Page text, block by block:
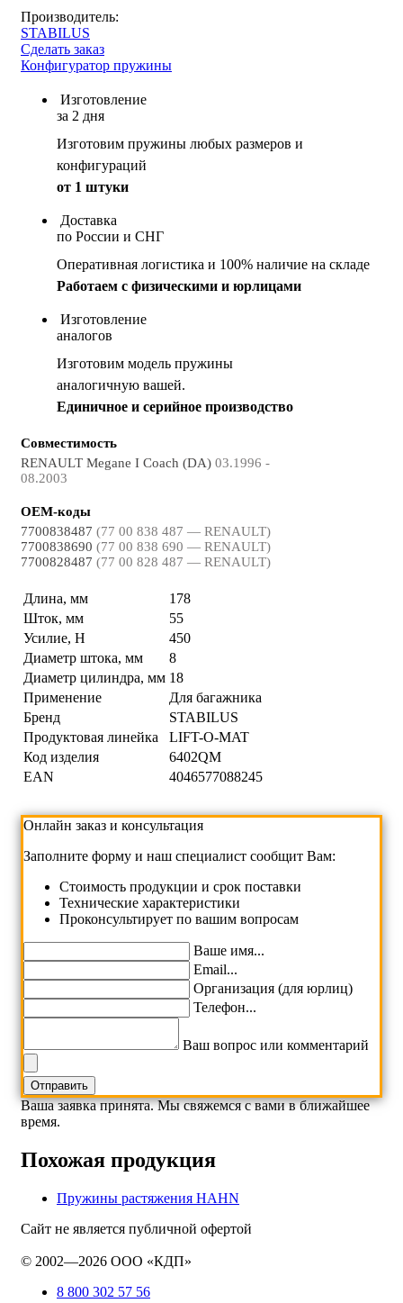
Производитель:
STABILUS
Сделать заказ
Конфигуратор пружины
Изготовление
за 2 дня
Изготовим пружины любых размеров и
конфигураций
от 1 штуки
Доставка
по России и СНГ
Оперативная логистика и 100% наличие на складе
Работаем с физическими и юрлицами
Изготовление
аналогов
Изготовим модель пружины
аналогичную вашей.
Единичное и серийное производство
Совместимость
RENAULT Megane I Coach (DA) 03.1996 -
08.2003
OEM-коды
7700838487 (77 00 838 487 — RENAULT)
7700838690 (77 00 838 690 — RENAULT)
7700828487 (77 00 828 487 — RENAULT)
Длина, мм
178
Шток, мм
55
Усилие, Н
450
Диаметр штока, мм
8
Диаметр цилиндра, мм 18
Применение
Для багажника
Бренд
STABILUS
Продуктовая линейка
LIFT-O-MAT
Код изделия
6402QM
EAN
4046577088245
Онлайн заказ и консультация
Заполните форму и наш специалист сообщит Вам:
Cтоимость продукции и срок поставки
Технические характеристики
Проконсультирует по вашим вопросам
Ваше имя...
Email...
Организация (для юрлиц)
Телефон...
Ваш вопрос или комментарий
Ваша заявка принята. Мы свяжемся с вами в ближайшее
время.
Похожая продукция
Пружины растяжения HAHN
Сайт не является публичной офертой
© 2002—2026 ООО «КДП»
8 800 302 57 56